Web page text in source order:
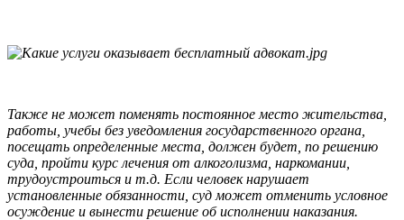
Также не может поменять постоянное место жительства,
работы, учебы без уведомления государственного органа,
посещать определенные места, должен будет, по решению
суда, пройти курс лечения от алкоголизма, наркомании,
трудоустроиться и т.д. Если человек нарушает
установленные обязанности, суд может отменить условное
осуждение и вынести решение об исполнении наказания.